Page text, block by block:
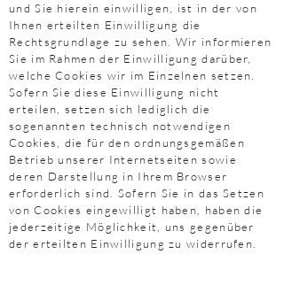
und Sie hierein einwilligen, ist in der von
Ihnen erteilten Einwilligung die
Rechtsgrundlage zu sehen. Wir informieren
Sie im Rahmen der Einwilligung darüber,
welche Cookies wir im Einzelnen setzen.
Sofern Sie diese Einwilligung nicht
erteilen, setzen sich lediglich die
sogenannten technisch notwendigen
Cookies, die für den ordnungsgemäßen
Betrieb unserer Internetseiten sowie
deren Darstellung in Ihrem Browser
erforderlich sind. Sofern Sie in das Setzen
von Cookies eingewilligt haben, haben die
jederzeitige Möglichkeit, uns gegenüber
der erteilten Einwilligung zu widerrufen.